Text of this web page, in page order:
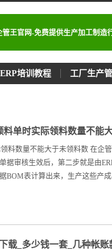
管王官网-免费提供生产加工制造
ERP培训教程 工厂生产
料单时实际领料数量不能
料数量不能大于未领料数 在企
据审核生效后，第二步就是由
BOM表计算出来，生产这些产
载_多少钱一套_几种帐账